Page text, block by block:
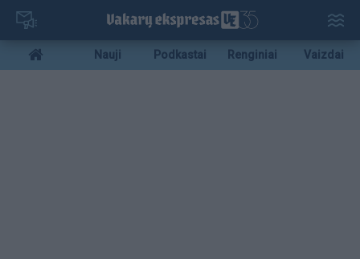
Pereiti
pagrindinį
turinį
Mobile
menu
Nauji Podkastai Renginiai Vaizdai